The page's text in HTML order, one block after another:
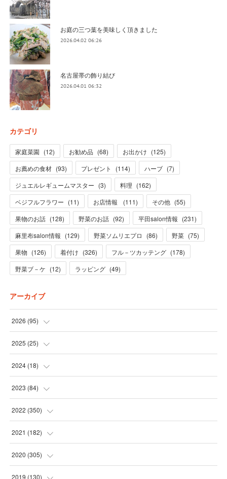
お庭の三つ葉を美味しく頂きました
2026.04.02 06:26
名古屋帯の飾り結び
2026.04.01 06:32
カテゴリ
家庭菜園 (12) お勧め品 (68) お出かけ (125)
お薦めの食材 (93) プレゼント (114) ハーブ (7)
ジュエルレギュームマスター (3) 料理 (162)
ベジフルフラワー (11) お店情報 (111) その他 (55)
果物のお話 (128) 野菜のお話 (92) 平田salon情報 (231)
麻里布salon情報 (129) 野菜ソムリエプロ (86) 野菜 (75)
果物 (126) 着付け (326) フル－ツカッテング (178)
野菜ブ－ケ (12) ラッピング (49)
アーカイブ
2026 (95)
(5
(31 )
(28
(31
2025 (25)
(3
(19 )
(1)
(1)
2024(18)
(1
(12
(2)
(1)
2023 (84)
(1)
(24
(24
(1)
2022 (350)
(16
(30
(31
2021 (182)
(25
(17
2020 (305)
(31
2019 (130)